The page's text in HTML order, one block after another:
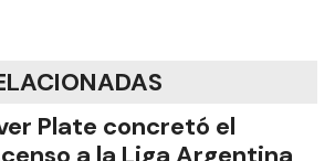
Plate concretó el
a la Liga Argentina